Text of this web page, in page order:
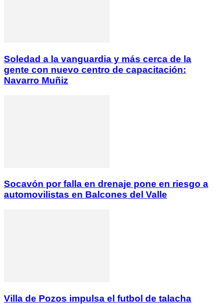
Soledad a la vanguardia y más cerca de la
gente con nuevo centro de capacitación:
Navarro Muñiz
Socavón por falla en drenaje pone en riesgo a
automovilistas en Balcones del Valle
Villa de Pozos impulsa el futbol de talacha